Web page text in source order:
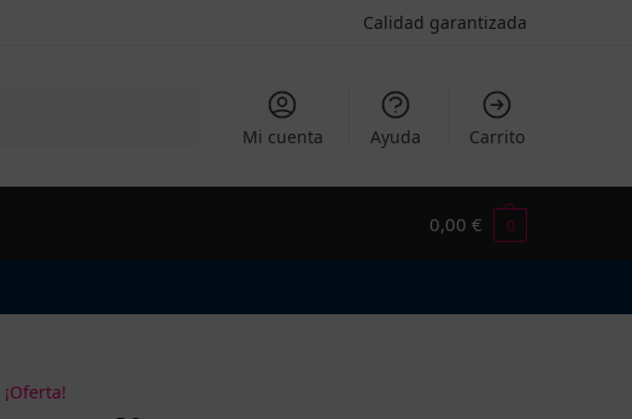
Calidad garantizada
Mi cuenta Ayuda Carrito
0,00 € 0
¡Oferta!